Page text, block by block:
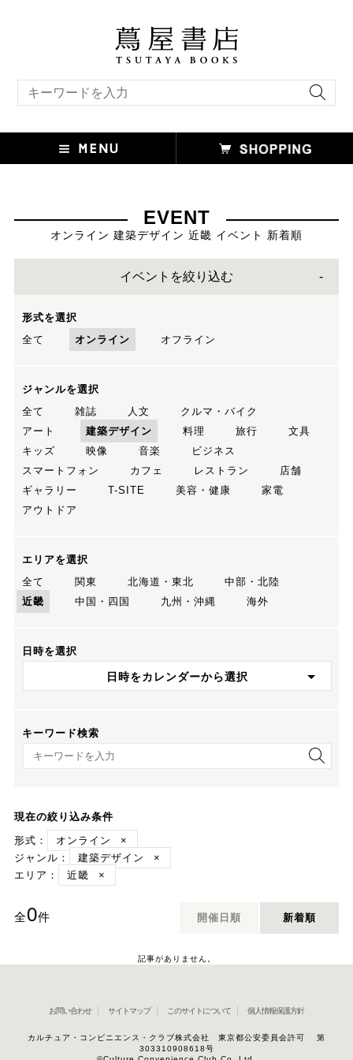
EVENT
オンライン 建築デザイン 近畿 イベント 新着順
イベントを絞り込む
形式を選択
全て
オンライン オフライン
ジャンルを選択
全て
雑誌 人文
クルマ・バイク
アート
建築デザイン 料理 旅行
文具
キッズ
映像 音楽
ビジネス
スマートフォン
カフェ レストラン
店舗
ギャラリー
T-SITE 美容・健康
家電
アウトドア
エリアを選択
全て
関東 北海道・東北
中部・北陸
近畿
中国・四国 九州・沖縄 海外
日時を選択
日時をカレンダーから選択
キーワード検索
キーワード検索
現在の絞り込み条件
形式：
オンライン
×
ジャンル：
建築デザイン
×
エリア：
近畿 ×
全0件 開催日順 新着順
記事がありません。
お問い合わせ サイトマップ このサイトについて 個人情報保護方針
カルチュア・コンビニエンス・クラブ株式会社 東京都公安委員会許可 第
303310908618号